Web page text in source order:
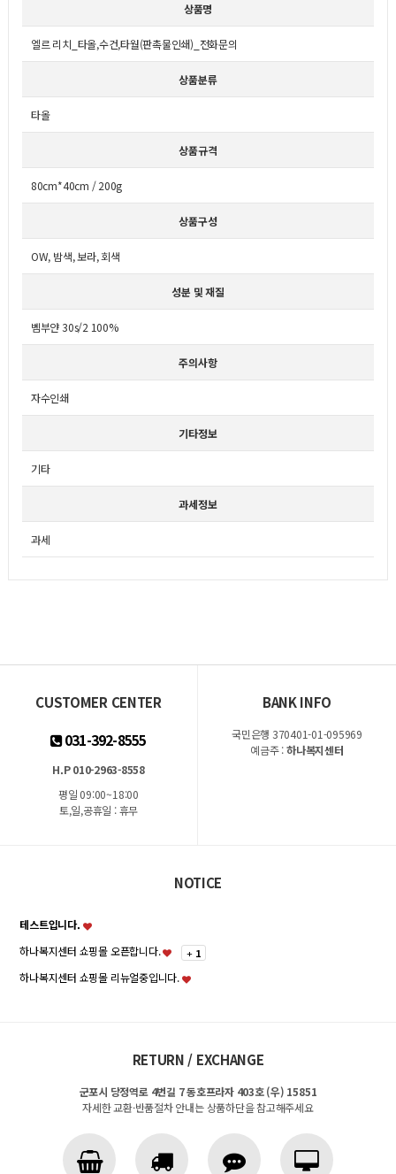
상품명
엘르 리치_타올,수건,타월(판촉물인쇄)_전화문의
상품분류
타올
상품규격
80cm*40cm / 200g
상품구성
OW, 밤색, 보라, 회색
성분 및 재질
벰부얀 30s/2 100%
주의사항
자수인쇄
기타정보
기타
과세정보
과세
CUSTOMER CENTER
031-392-8555
H.P 010-2963-8558
평일 09:00~18:00
토,일,공휴일 : 휴무
BANK INFO
국민은행 370401-01-095969
예금주 :하나복지센터
NOTICE
테스트입니다.
하나복지센터 쇼핑몰 오픈합니다.
+ 1
하나복지센터 쇼핑몰 리뉴얼중입니다.
RETURN / EXCHANGE
군포시 당정역로 4번길 7 동호프라자 403호 (우) 15851
자세한 교환·반품절차 안내는 상품하단을 참고해주세요